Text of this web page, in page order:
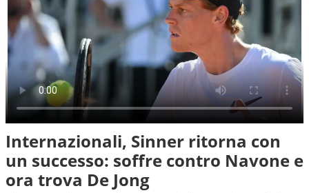
Internazionali, Sinner ritorna con
un successo: soffre contro Navone e
ora trova De Jong